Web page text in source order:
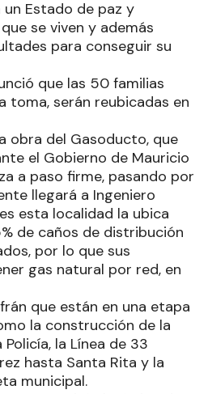
Estado de paz y
se viven y además
para conseguir su
que las 50 familias
toma, serán reubicadas en
obra del Gasoducto, que
el Gobierno de Mauricio
a paso firme, pasando por
llegará a Ingeniero
esta localidad la ubica
de caños de distribución
por lo que sus
gas natural por red, en
que están en una etapa
la construcción de la
la Línea de 33
hasta Santa Rita y la
municipal.